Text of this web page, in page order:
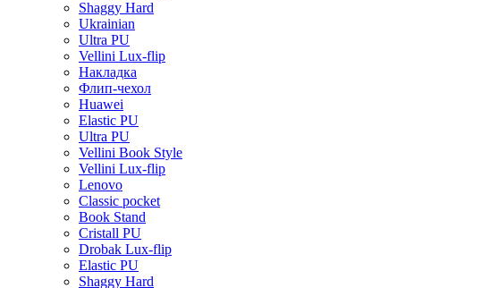
Shaggy Hard
Ukrainian
Ultra PU
Vellini Lux-flip
Накладка
Флип-чехол
Huawei
Elastic PU
Ultra PU
Vellini Book Style
Vellini Lux-flip
Lenovo
Classic pocket
Book Stand
Cristall PU
Drobak Lux-flip
Elastic PU
Shaggy Hard